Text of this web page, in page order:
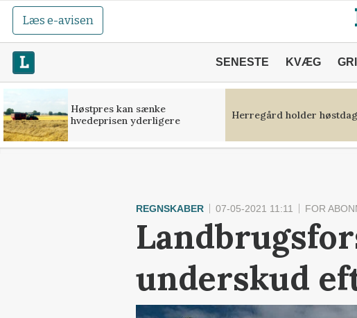
Læs e-avisen
SENESTE KVÆG
Høstpres kan sænke
hvedeprisen yderligere
Herregård holder høstdag
REGNSKABER 07-05-2021 11:11 FOR
underskud